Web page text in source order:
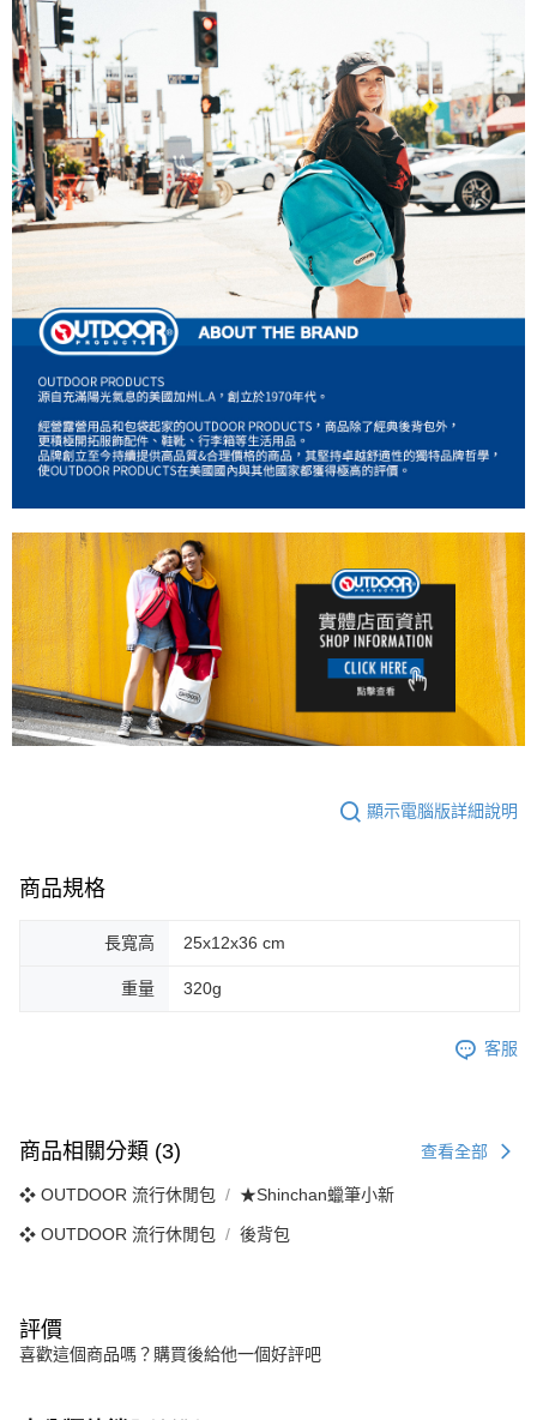
顯示電腦版詳細說明
商品規格
長寬高 25x12x36 cm
重量 320g
客服
商品相關分類 (3) 查看全部
❖ OUTDOOR 流行休閒包 ★Shinchan蠟筆小新
❖ OUTDOOR 流行休閒包 後背包
評價
喜歡這個商品嗎？購買後給他一個好評吧